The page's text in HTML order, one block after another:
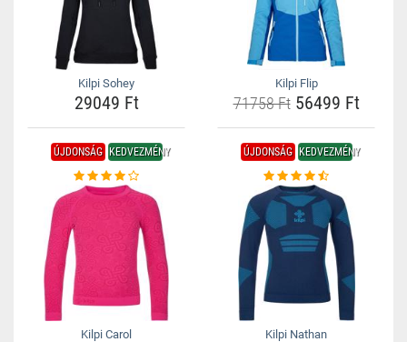
Kilpi Sohey
29049 Ft
Kilpi Flip
71758 Ft56499 Ft
ÚJDONSÁG KEDVEZMÉNY
Kilpi Carol
ÚJDONSÁG KEDVEZMÉNY
Kilpi Nathan